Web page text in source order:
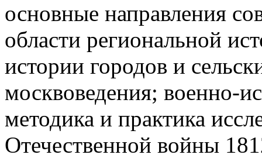
основные направления
области региональной
истории городов и
москвоведения; военно-
методика и практика
Отечественной войны